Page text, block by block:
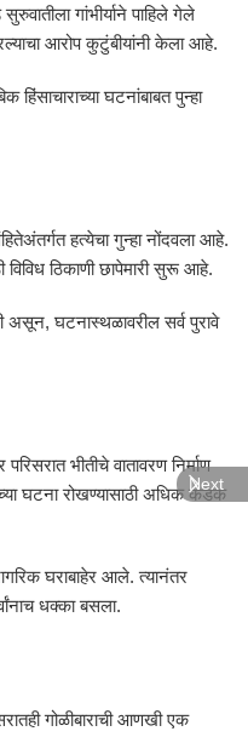
गांभीर्याने पाहिले गेले
आरोप कुटुंबीयांनी केला आहे.
घटनांबाबत पुन्हा
हत्येचा गुन्हा नोंदवला आहे.
ठिकाणी छापेमारी सुरू आहे.
असून, घटनास्थळावरील सर्व पुरावे
भीतीचे वातावरण निर्माण
घटना रोखण्यासाठी अधिक कडक
घराबाहेर आले. त्यानंतर
धक्का बसला.
गोळीबाराची आणखी एक
Next